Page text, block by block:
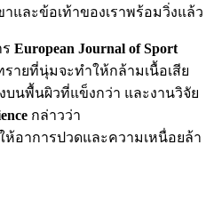
และข้อเท้าของเราพร้อมวิ่งแล้ว
European Journal of Sport
ายที่นุ่มจะทำให้กล้ามเนื้อเสีย
บนพื้นผิวที่แข็งกว่า และงานวิจัย
กล่าวว่า
อาการปวดและความเหนื่อยล้า